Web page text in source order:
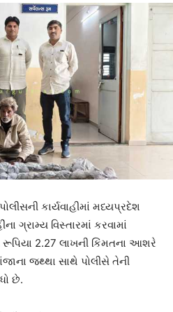
કાર્યવાહીમાં મધ્યપ્રદેશ
ગ્રામ્ય વિસ્તારમાં કરવામાં
2.27 લાખની કિંમતના આશરે
જથ્થા સાથે પોલીસે તેની
છે.